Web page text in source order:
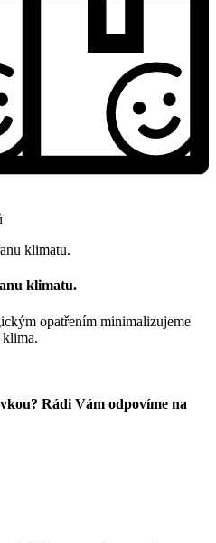
klimatu.
opatřením minimalizujeme
klima.
Rádi Vám odpovíme na